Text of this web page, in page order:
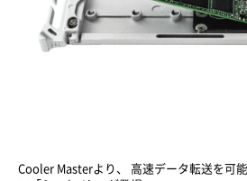
Cooler Masterより、 高速データ転送を可